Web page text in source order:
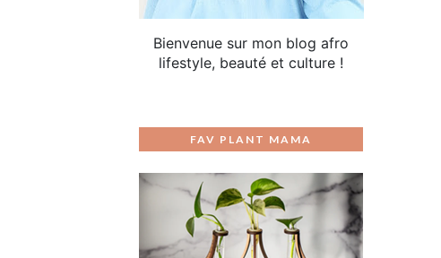
Bienvenue sur mon blog afro
lifestyle, beauté et culture !
FAV PLANT MAMA